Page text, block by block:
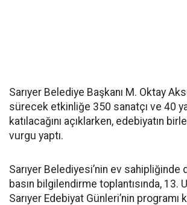
Sarıyer Belediye Başkanı M. Oktay
sürecek etkinliğe 350 sanatçı ve 40
katılacağını açıklarken, edebiyatın
vurgu yaptı.
Sarıyer Belediyesi’nin ev sahipliğinde
basın bilgilendirme toplantısında, 13.
Sarıyer Edebiyat Günleri’nin programı